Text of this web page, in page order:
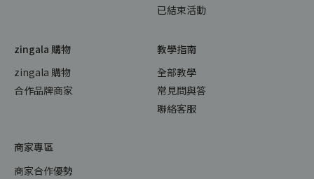
已結束活動
zingala 購物
zingala 購物
合作品牌商家
教學指南
全部教學
常見問與答
聯絡客服
商家專區
商家合作優勢